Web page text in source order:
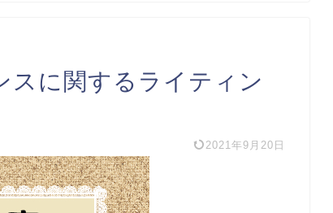
スに関するライティン
2021年9月20日